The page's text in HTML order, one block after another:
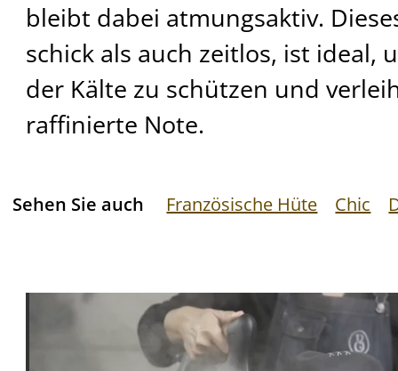
bleibt dabei atmungsaktiv.
schick als auch zeitlos, ist ideal,
der Kälte zu schützen und
raffinierte Note.
Sehen Sie auch Französische Hüte Chic